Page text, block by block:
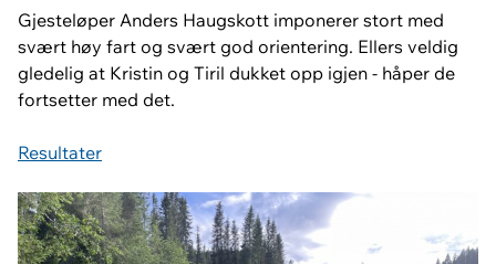
Gjesteløper Anders Haugskott imponerer stort med
svært høy fart og svært god orientering. Ellers veldig
gledelig at Kristin og Tiril dukket opp igjen - håper de
fortsetter med det.
Resultater